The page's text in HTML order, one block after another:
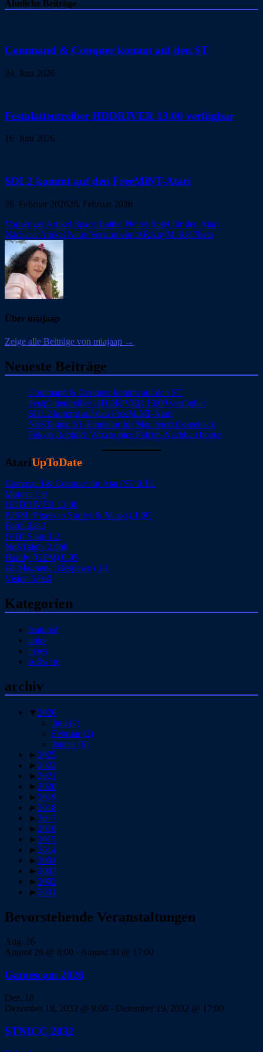
Ähnliche Beiträge
Command & Conquer kommt auf den ST
24. Juni 2026
Festplattentreiber HDDRIVER 13.00 verfügbar
16. Juni 2026
SDL2 kommt auf den FreeMiNT-Atari
26. Februar 202626. Februar 2026
Beitragsnavigation
Vorheriger Artikel Space Battle: Neues Spiel für den Atari
Nächster Artikel Neue Version von ARAnyM: 0.8.7beta
Über miajaap
Zeige alle Beiträge von miajaap →
Neueste Beiträge
Command & Conquer kommt auf den ST
Festplattentreiber HDDRIVER 13.00 verfügbar
SDL2 kommt auf den FreeMiNT-Atari
NoSTalgia: ST-Emulator für Mac feiert Comeback
Falcon Rebuild: Wizztronics Falcon-Nachbau bootet
AtariUpToDate
Command & Conquer for Atari ST 0.1.1
Motosu 1.0
HDDRIVER 13.00
P2SM (Pixels to Sprites & Masks) 1.6C
Forth 0.8.3
fVDI Snap 1.2
NoSTalgia 2.0b8
Handy (GEM) 0.95
GEMagnetic (Respawn) 1.1
Vision 5.0a0
Kategorien
featured
links
news
software
archiv
▼ 2026
Juni (2)
Februar(2)
Januar(6)
► 2025
► 2022
► 2021
► 2020
► 2019
► 2018
► 2017
► 2016
► 2015
► 2014
► 2004
► 2003
► 2002
► 2001
Bevorstehende Veranstaltungen
Aug. 26
August 26 @ 8:00 -August 30 @ 17:00
Gamescom 2026
Dez. 18
Dezember 18, 2032 @ 8:00 - Dezember 19, 2032 @ 17:00
STNICC 2032